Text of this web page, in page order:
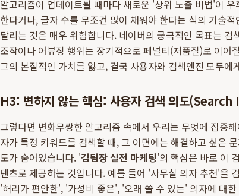
알고리즘이 업데이트될 때마다 새로운 '상위 노출 비법'이
한다거나, 글자 수를 무조건 많이 채워야 한다는 식의 기술
달리는 것은 매우 위험합니다. 네이버의 궁극적인 목표는
조작이나 어뷰징 행위는 장기적으로 페널티(저품질)로 이
그의 본질적인 가치를 잃고, 결국 사용자와 검색엔진 모두에
H3: 변하지 않는 핵심: 사용자 검색 의도
그렇다면 변화무쌍한 알고리즘 속에서 우리는 무엇에 집중
자가 특정 키워드를 검색할 때, 그 이면에는 해결하고 싶은
도가 숨어있습니다. '김팀장 실전 마케팅'의 핵심은 바로 이
텐츠로 제공하는 것입니다. 예를 들어 '사무실 의자 추천'을
'허리가 편안한', '가성비 좋은', '오래 쓸 수 있는' 의자에 대